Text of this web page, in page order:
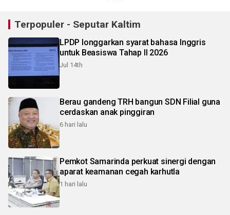
Terpopuler - Seputar Kaltim
LPDP longgarkan syarat bahasa Inggris
untuk Beasiswa Tahap II 2026
Jul 14th
Berau gandeng TRH bangun SDN Filial guna
cerdaskan anak pinggiran
6 hari lalu
Pemkot Samarinda perkuat sinergi dengan
aparat keamanan cegah karhutla
1 hari lalu